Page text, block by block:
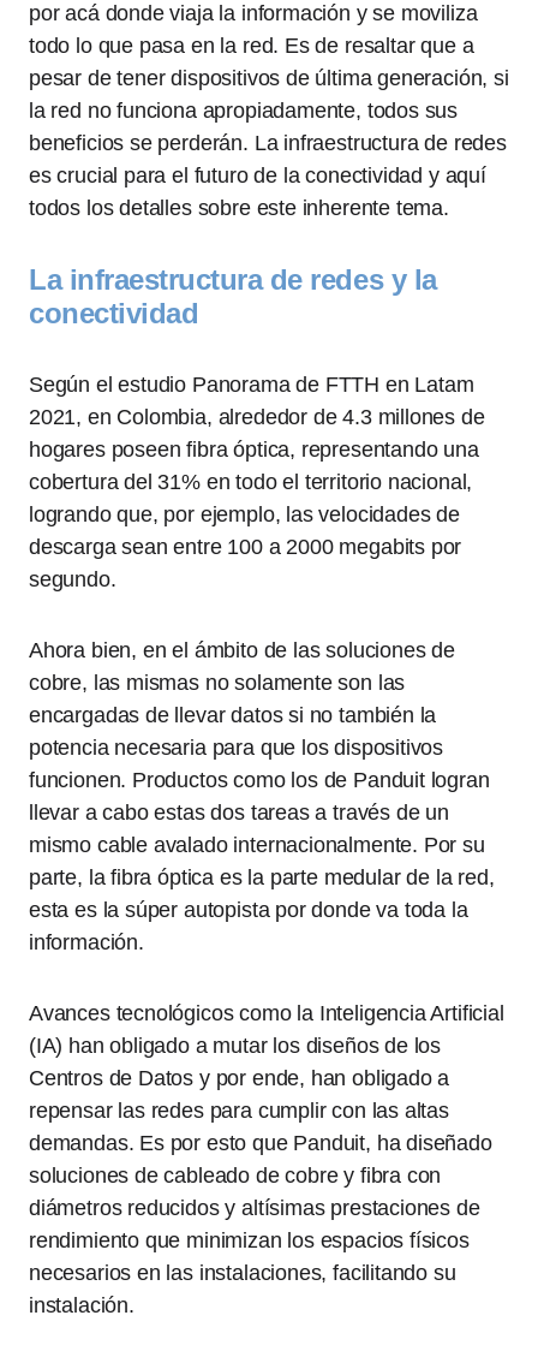
por acá donde viaja la información y se moviliza
todo lo que pasa en la red. Es de resaltar que a
pesar de tener dispositivos de última generación, si
la red no funciona apropiadamente, todos sus
beneficios se perderán. La infraestructura de redes
es crucial para el futuro de la conectividad y aquí
todos los detalles sobre este inherente tema.
La infraestructura de redes y la
conectividad
Según el estudio Panorama de FTTH en Latam
2021, en Colombia, alrededor de 4.3 millones de
hogares poseen fibra óptica, representando una
cobertura del 31% en todo el territorio nacional,
logrando que, por ejemplo, las velocidades de
descarga sean entre 100 a 2000 megabits por
segundo.
Ahora bien, en el ámbito de las soluciones de
cobre, las mismas no solamente son las
encargadas de llevar datos si no también la
potencia necesaria para que los dispositivos
funcionen. Productos como los de Panduit logran
llevar a cabo estas dos tareas a través de un
mismo cable avalado internacionalmente. Por su
parte, la fibra óptica es la parte medular de la red,
esta es la súper autopista por donde va toda la
información.
Avances tecnológicos como la Inteligencia Artificial
(IA) han obligado a mutar los diseños de los
Centros de Datos y por ende, han obligado a
repensar las redes para cumplir con las altas
demandas. Es por esto que Panduit, ha diseñado
soluciones de cableado de cobre y fibra con
diámetros reducidos y altísimas prestaciones de
rendimiento que minimizan los espacios físicos
necesarios en las instalaciones, facilitando su
instalación.